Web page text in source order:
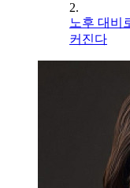
2.
노후 대비
커진다